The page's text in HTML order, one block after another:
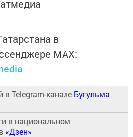
в
MАХ:
Telegram-канале Бугульма
в национальном
«Дзен»